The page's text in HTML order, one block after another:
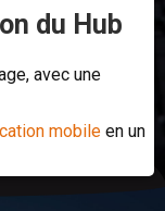
du Hub
avec une
mobile en un